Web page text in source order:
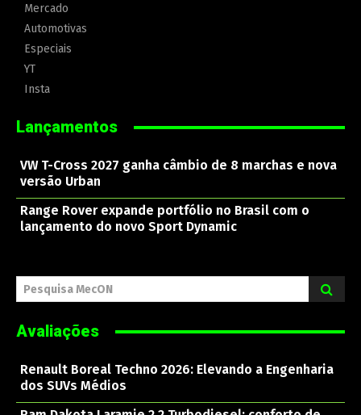
Mercado
Automotivas
Especiais
YT
Insta
Lançamentos
VW T-Cross 2027 ganha câmbio de 8 marchas e nova
versão Urban
Range Rover expande portfólio no Brasil com o
lançamento do novo Sport Dynamic
Pesquisa MecON
Avaliações
Renault Boreal Techno 2026: Elevando a Engenharia
dos SUVs Médios